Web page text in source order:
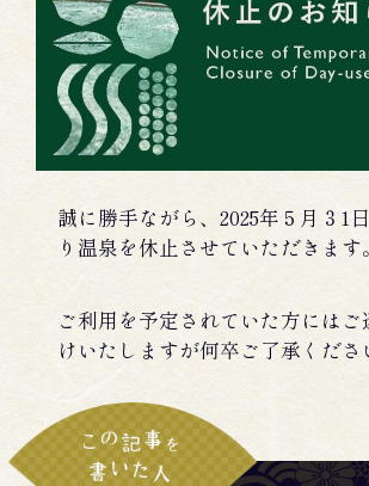
誠に勝手ながら、2025年５月３1
り温泉を休止させていただきます。
ご利用を予定されていた方にはご
けいたしますが何卒ご了承くださ